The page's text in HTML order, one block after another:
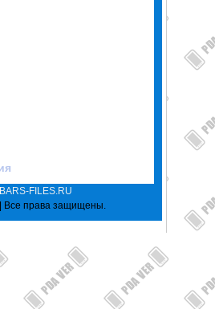
BARS-FILES.RU
Все права защищены.